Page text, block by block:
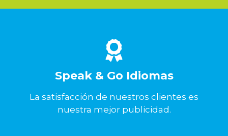
Speak & Go Idiomas
La satisfacción de nuestros clientes es
nuestra mejor publicidad.